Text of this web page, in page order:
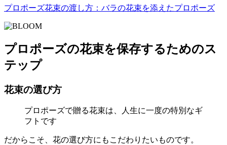
プロポーズ花束の渡し方：バラの花束を添えたプロポーズ
プロポーズの花束を保存するためのス
テップ
花束の選び方
プロポーズで贈る花束は、人生に一度の特別なギ
フトです
だからこそ、花の選び方にもこだわりたいものです。